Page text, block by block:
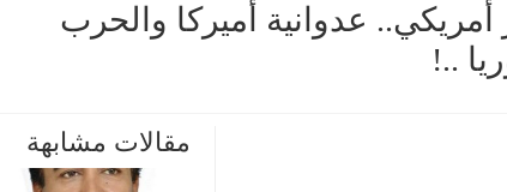
أمريكي.. عدوانية أميركا والحرب
..!
مقالات مشابهة